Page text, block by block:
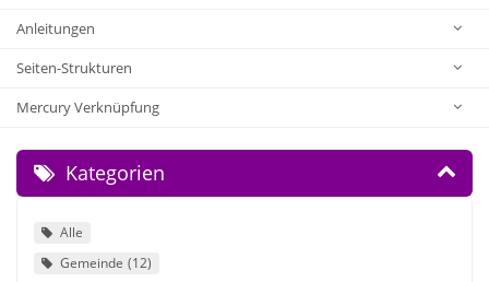
Anleitungen
Seiten-Strukturen
Mercury Verknüpfung
Kategorien
Alle
Gemeinde 12